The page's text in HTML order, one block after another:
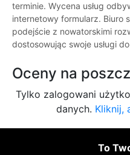
terminie. Wycena usług
internetowy formularz. Biuro
podejście z nowatorskimi
dostosowując swoje usługi
Oceny na
Tylko zalogowani
danych. Kliknij,
To